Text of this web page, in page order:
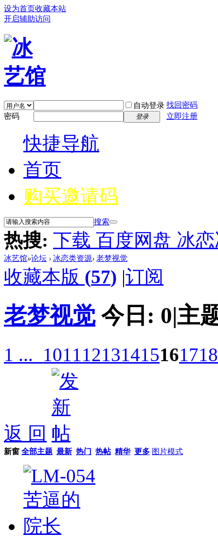
设为首页收藏本站
开启辅助访问
自动登录 找回密码
密码
登录 立即注册
快捷导航
首页
购买邀请码
搜索
热搜: 下载 百度网盘 冰
冰艺馆»论坛 › 冰恋类资源› 老梦视觉
收藏本版 (57) |订阅
老梦视觉 今日: 0|主
1 ... 101112131415161718
返 回
新窗 全部主题 最新 热门 热帖 精华 更多 图片模式